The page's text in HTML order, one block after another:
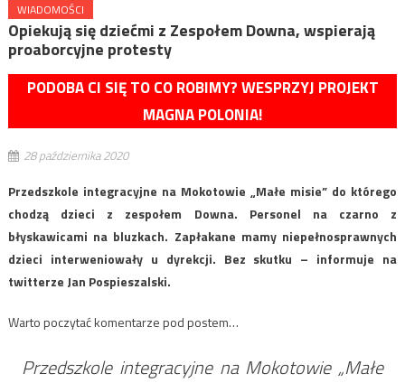
WIADOMOŚCI
Opiekują się dziećmi z Zespołem Downa, wspierają
proaborcyjne protesty
PODOBA CI SIĘ TO CO ROBIMY? WESPRZYJ PROJEKT
MAGNA POLONIA!
28 października 2020
Przedszkole integracyjne na Mokotowie „Małe misie” do którego
chodzą dzieci z zespołem Downa. Personel na czarno z
błyskawicami na bluzkach. Zapłakane mamy niepełnosprawnych
dzieci interweniowały u dyrekcji. Bez skutku – informuje na
twitterze Jan Pospieszalski.
Warto poczytać komentarze pod postem…
Przedszkole integracyjne na Mokotowie „Małe